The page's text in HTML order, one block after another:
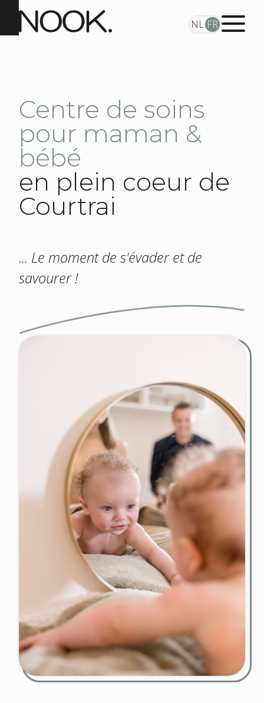
NL FR
Centre de soins
pour maman &
bébé
en plein coeur de
Courtrai
... Le moment de s'évader et de
savourer !